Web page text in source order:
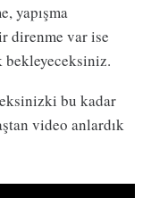
yapışma
direnme var ise
bekleyeceksiniz.
bu kadar
video anlardık